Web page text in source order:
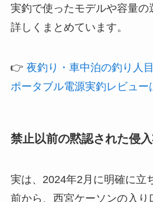
実釣で使ったモデルや容量の
詳しくまとめています。
👉 夜釣り・車中泊の釣り人
ポータブル電源実釣レビュー
禁止以前の黙認された侵
実は、2024年2月に明確に立
前から、西宮ケーソンの入り